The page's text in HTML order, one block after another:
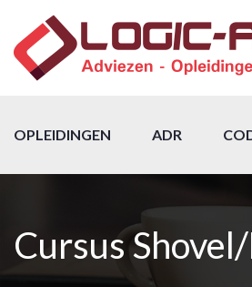
OPLEIDINGEN ADR
Cursus